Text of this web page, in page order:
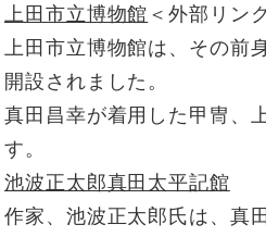
上田市立博物館 ＜外部リン
上田市立博物館は、その前
開設されました。
真田昌幸が着用した甲冑、
す。
池波正太郎真田太平記館
作家、池波正太郎氏は、真